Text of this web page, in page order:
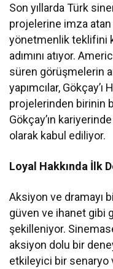
Son yıllarda Türk
projelerine imza atan
yönetmenlik teklifini
adımını atıyor.
süren görüşmelerin
yapımcılar,
projelerinden birinin
Gökçay’ın
olarak kabul ediliyor.
Loyal Hakkında İlk
Aksiyon ve dramayı
güven ve ihanet gibi
şekilleniyor.
aksiyon dolu bir
etkileyici bir senaryo